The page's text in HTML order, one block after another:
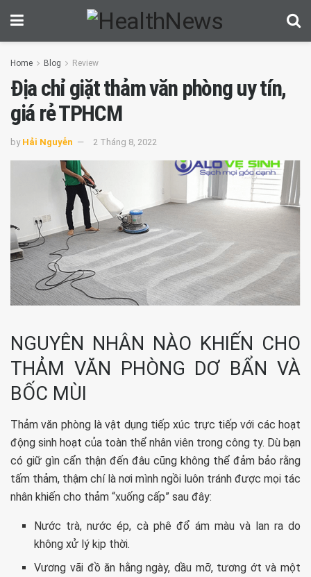
Home Blog Review
Địa chỉ giặt thảm văn phòng uy tín,
giá rẻ TPHCM
by Hải Nguyễn 2 Tháng 8, 2022
NGUYÊN NHÂN NÀO KHIẾN CHO
THẢM VĂN PHÒNG DƠ BẨN VÀ
BỐC MÙI
Thảm văn phòng là vật dụng tiếp xúc trực tiếp với các hoạt
động sinh hoạt của toàn thể nhân viên trong công ty. Dù bạn
có giữ gìn cẩn thận đến đâu cũng không thể đảm bảo rằng
tấm thảm, thậm chí là nơi mình ngồi luôn tránh được mọi tác
nhân khiến cho thảm “xuống cấp” sau đây:
Nước trà, nước ép, cà phê đổ ám màu và lan ra do
không xử lý kịp thời.
Vương vãi đồ ăn hằng ngày, dầu mỡ, tương ớt và một